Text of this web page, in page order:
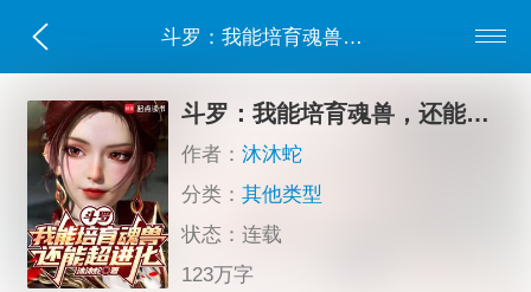
斗罗：我能培育魂兽，还能超进化
斗罗：我能培育魂兽，还能超进化
作者：沐沐蛇
分类：其他类型
状态：连载
123万字